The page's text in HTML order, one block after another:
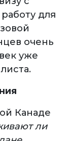
для
очень
уже
Канаде
ли